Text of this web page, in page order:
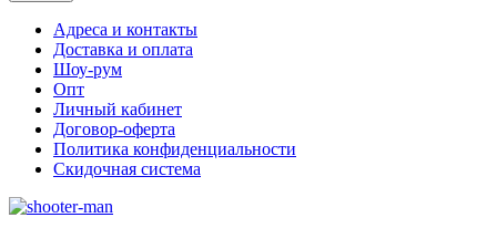
Адреса и контакты
Доставка и оплата
Шоу-рум
Опт
Личный кабинет
Договор-оферта
Политика конфиденциальности
Скидочная система